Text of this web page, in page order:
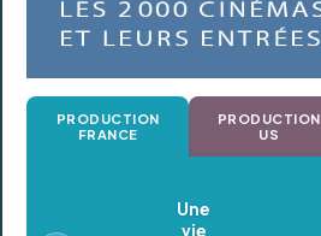
PRODUCTION
FRANCE
PRODUCTION
US
Oldeupe